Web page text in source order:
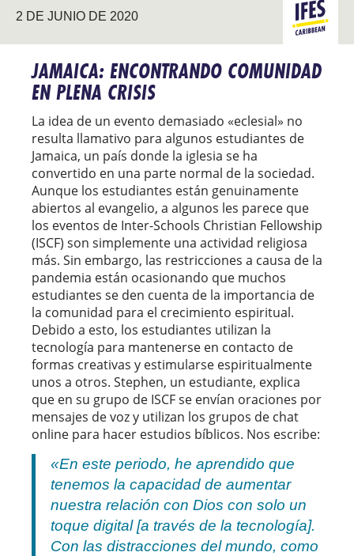
2 DE JUNIO DE 2020 CARIBE
JAMAICA: ENCONTRANDO COMUNIDAD
EN PLENA CRISIS
La idea de un evento demasiado «eclesial» no
resulta llamativo para algunos estudiantes de
Jamaica, un país donde la iglesia se ha
convertido en una parte normal de la sociedad.
Aunque los estudiantes están genuinamente
abiertos al evangelio, a algunos les parece que
los eventos de Inter-Schools Christian Fellowship
(ISCF) son simplemente una actividad religiosa
más. Sin embargo, las restricciones a causa de la
pandemia están ocasionando que muchos
estudiantes se den cuenta de la importancia de
la comunidad para el crecimiento espiritual.
Debido a esto, los estudiantes utilizan la
tecnología para mantenerse en contacto de
formas creativas y estimularse espiritualmente
unos a otros. Stephen, un estudiante, explica
que en su grupo de ISCF se envían oraciones por
mensajes de voz y utilizan los grupos de chat
online para hacer estudios bíblicos. Nos escribe:
«En este periodo, he aprendido que
tenemos la capacidad de aumentar
nuestra relación con Dios con solo un
toque digital [a través de la tecnología].
Con las distracciones del mundo, como